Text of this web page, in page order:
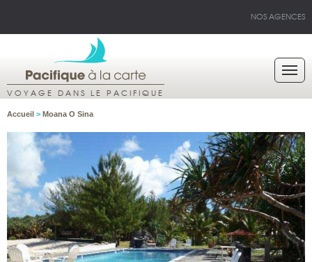
NOS AGENCES
VOYAGE DANS LE PACIFIQUE
Accueil > Moana O Sina